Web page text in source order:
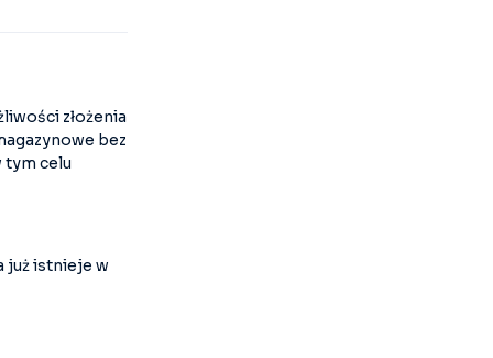
złożenia
bez
tym celu
już istnieje w